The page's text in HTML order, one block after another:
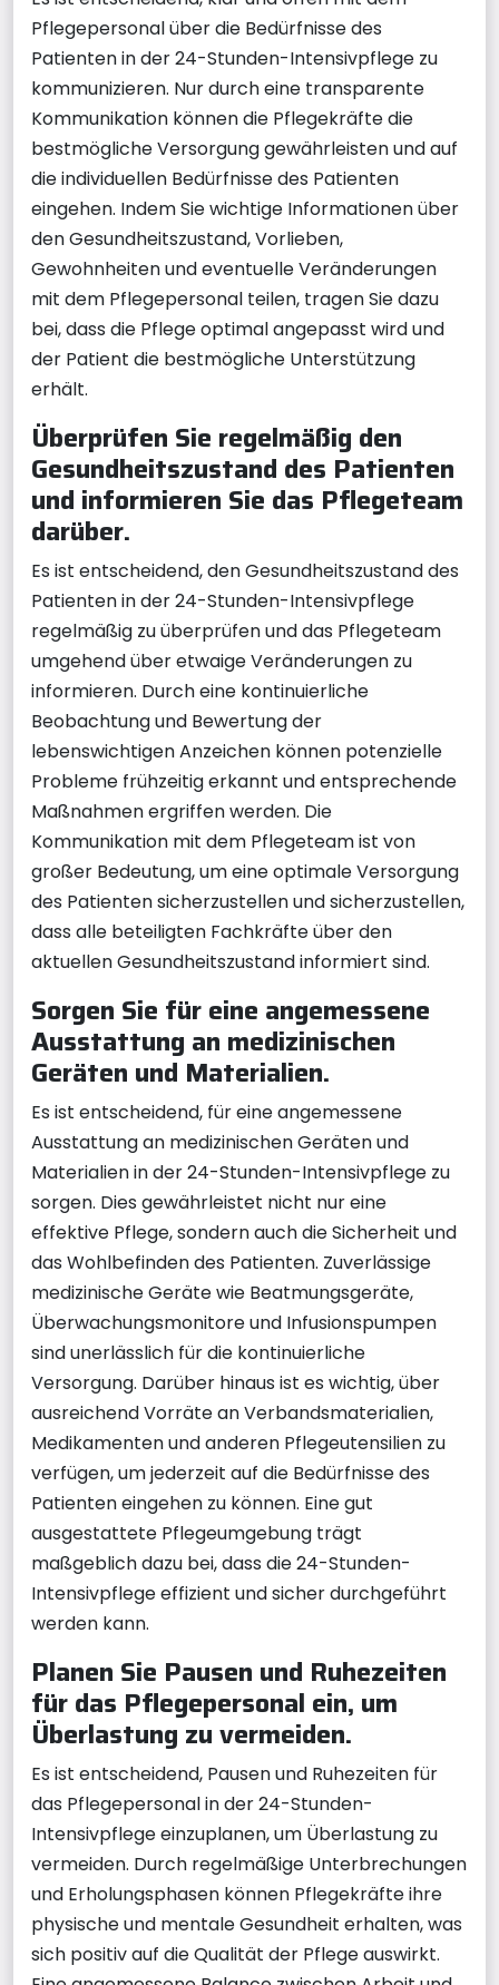
Pflegepersonal über die Bedürfnisse des
Patienten in der 24-Stunden-Intensivpflege zu
kommunizieren. Nur durch eine transparente
Kommunikation können die Pflegekräfte die
bestmögliche Versorgung gewährleisten und auf
die individuellen Bedürfnisse des Patienten
eingehen. Indem Sie wichtige Informationen über
den Gesundheitszustand, Vorlieben,
Gewohnheiten und eventuelle Veränderungen
mit dem Pflegepersonal teilen, tragen Sie dazu
bei, dass die Pflege optimal angepasst wird und
der Patient die bestmögliche Unterstützung
erhält.
Überprüfen Sie regelmäßig den
Gesundheitszustand des Patienten
und informieren Sie das Pflegeteam
darüber.
Es ist entscheidend, den Gesundheitszustand des
Patienten in der 24-Stunden-Intensivpflege
regelmäßig zu überprüfen und das Pflegeteam
umgehend über etwaige Veränderungen zu
informieren. Durch eine kontinuierliche
Beobachtung und Bewertung der
lebenswichtigen Anzeichen können potenzielle
Probleme frühzeitig erkannt und entsprechende
Maßnahmen ergriffen werden. Die
Kommunikation mit dem Pflegeteam ist von
großer Bedeutung, um eine optimale Versorgung
des Patienten sicherzustellen und sicherzustellen,
dass alle beteiligten Fachkräfte über den
aktuellen Gesundheitszustand informiert sind.
Sorgen Sie für eine angemessene
Ausstattung an medizinischen
Geräten und Materialien.
Es ist entscheidend, für eine angemessene
Ausstattung an medizinischen Geräten und
Materialien in der 24-Stunden-Intensivpflege zu
sorgen. Dies gewährleistet nicht nur eine
effektive Pflege, sondern auch die Sicherheit und
das Wohlbefinden des Patienten. Zuverlässige
medizinische Geräte wie Beatmungsgeräte,
Überwachungsmonitore und Infusionspumpen
sind unerlässlich für die kontinuierliche
Versorgung. Darüber hinaus ist es wichtig, über
ausreichend Vorräte an Verbandsmaterialien,
Medikamenten und anderen Pflegeutensilien zu
verfügen, um jederzeit auf die Bedürfnisse des
Patienten eingehen zu können. Eine gut
ausgestattete Pflegeumgebung trägt
maßgeblich dazu bei, dass die 24-Stunden-
Intensivpflege effizient und sicher durchgeführt
werden kann.
Planen Sie Pausen und Ruhezeiten
für das Pflegepersonal ein, um
Überlastung zu vermeiden.
Es ist entscheidend, Pausen und Ruhezeiten für
das Pflegepersonal in der 24-Stunden-
Intensivpflege einzuplanen, um Überlastung zu
vermeiden. Durch regelmäßige Unterbrechungen
und Erholungsphasen können Pflegekräfte ihre
physische und mentale Gesundheit erhalten, was
sich positiv auf die Qualität der Pflege auswirkt.